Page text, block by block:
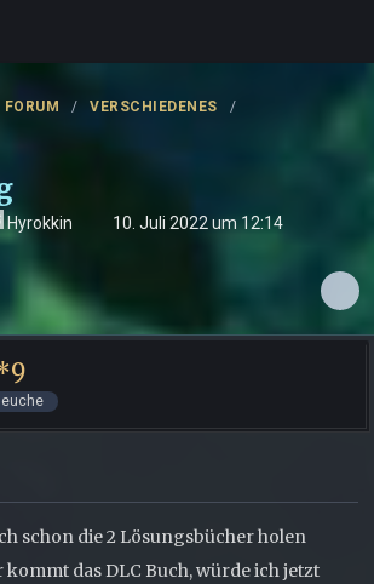
VERSCHIEDENES
Hyrokkin 10. Juli 2022 um 12:14
schon die 2 Lösungsbücher holen
das DLC Buch, würde ich jetzt